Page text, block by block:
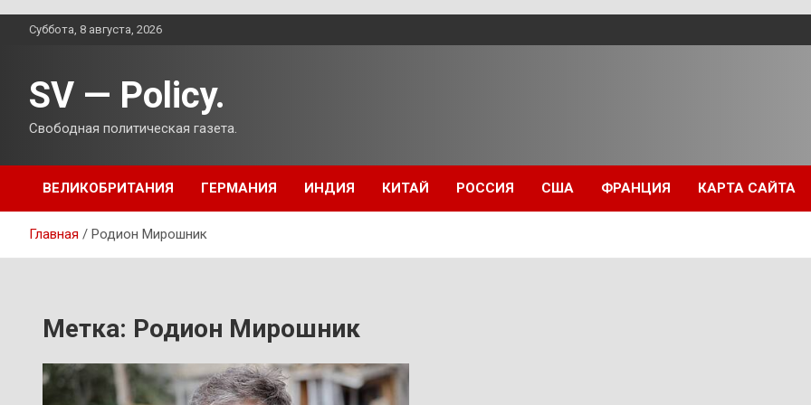
ПерейтиСуббота, 8 августа, 2026
SV — Policy.
Свободная политическая газета.
ВЕЛИКОБРИТАНИЯ ГЕРМАНИЯ ИНДИЯ КИТАЙ РОССИЯ США ФРАНЦИЯ КАРТА САЙТА
Главная Родион Мирошник
Метка: Родион Мирошник